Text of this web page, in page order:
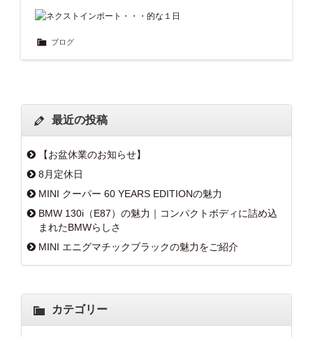
ブログ
最近の投稿
【お盆休業のお知らせ】
8月定休日
MINI クーパー 60 YEARS EDITIONの魅力
BMW 130i（E87）の魅力｜コンパクトボディに詰め込
まれたBMWらしさ
MINI エニグマチックブラックの魅力をご紹介
カテゴリー